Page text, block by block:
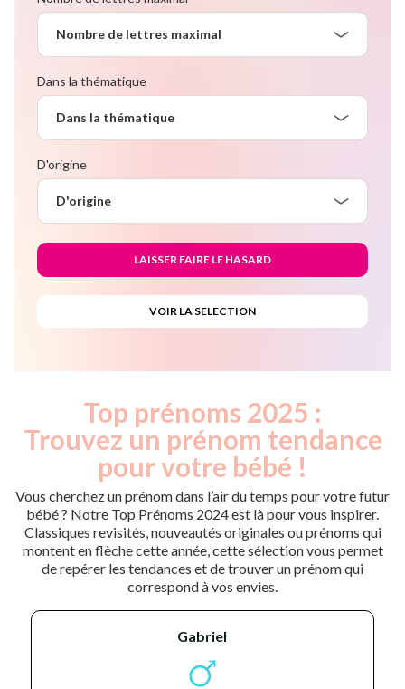
Nombre de lettres maximal
Dans la thématique
Dans la thématique
D'origine
D'origine
Top prénoms 2025 :
Trouvez un prénom tendance
pour votre bébé !
Vous cherchez un prénom dans l’air du temps pour votre futur
bébé ? Notre Top Prénoms 2024 est là pour vous inspirer.
Classiques revisités, nouveautés originales ou prénoms qui
montent en flèche cette année, cette sélection vous permet
de repérer les tendances et de trouver un prénom qui
correspond à vos envies.
gabriel